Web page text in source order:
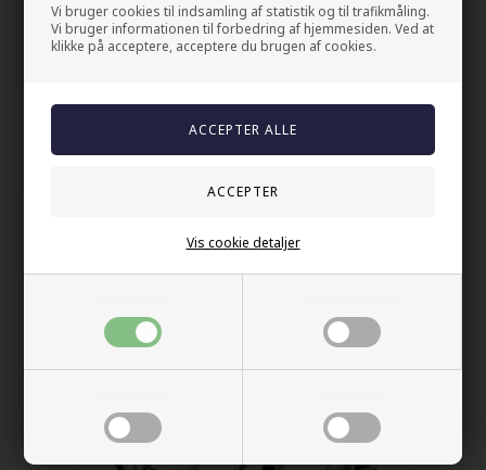
Vi bruger cookies til indsamling af statistik og til trafikmåling.
Vi bruger informationen til forbedring af hjemmesiden. Ved at
klikke på acceptere, acceptere du brugen af cookies.
Vis cookie detaljer
På lager
Levering 2-4 dage fra DK
Andre kjøpte også